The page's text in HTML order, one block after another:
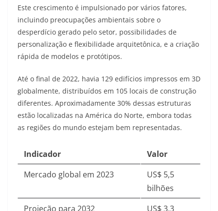
Este crescimento é impulsionado por vários fatores,
incluindo preocupações ambientais sobre o
desperdício gerado pelo setor, possibilidades de
personalização e flexibilidade arquitetônica, e a criação
rápida de modelos e protótipos.
Até o final de 2022, havia 129 edifícios impressos em 3D
globalmente, distribuídos em 105 locais de construção
diferentes. Aproximadamente 30% dessas estruturas
estão localizadas na América do Norte, embora todas
as regiões do mundo estejam bem representadas.
Indicador
Valor
Mercado global em 2023
US$ 5,5
bilhões
Projeção para 2032
US$ 3,3